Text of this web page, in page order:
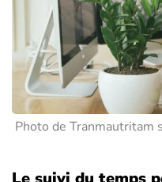
Photo de Tranmautritam